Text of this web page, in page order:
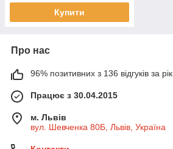
Купити
Про нас
96% позитивних з 136 відгуків за рік
Працює з 30.04.2015
м. Львів
вул. Шевченка 80Б, Львів, Україна